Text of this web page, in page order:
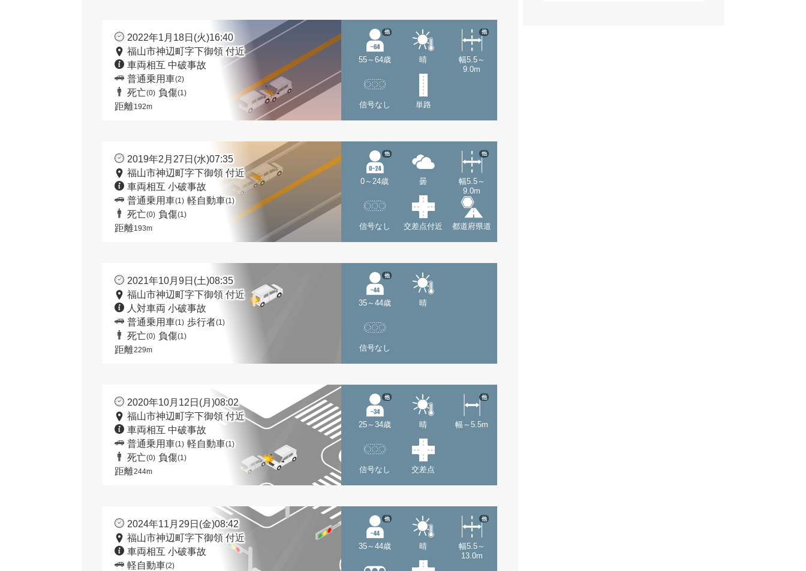
2022年1月18日(火)16:40
福山市神辺町字下御領 付近
車両相互 中破事故
普通乗用車(2)
死亡(0) 負傷(1)
距離192m
55～64歳
他
晴
幅5.5～
9.0m
他
信号なし 単路
2019年2月27日(水)07:35
福山市神辺町字下御領 付近
車両相互 小破事故
普通乗用車(1) 軽自動車(1)
死亡(0) 負傷(1)
距離193m
0～24歳
他
曇
幅5.5～
9.0m
他
信号なし 交差点付近 都道府県道
2021年10月9日(土)08:35
福山市神辺町字下御領 付近
人対車両 小破事故
普通乗用車(1) 歩行者(1)
死亡(0) 負傷(1)
距離229m
35～44歳
他
晴
信号なし
2020年10月12日(月)08:02
福山市神辺町字下御領 付近
車両相互 中破事故
普通乗用車(1) 軽自動車(1)
死亡(0) 負傷(1)
距離244m
25～34歳
他
晴 幅～5.5m
他
信号なし 交差点
2024年11月29日(金)08:42
福山市神辺町字下御領 付近
車両相互 小破事故
軽自動車(2)
35～44歳
他
晴
幅5.5～
13.0m
他